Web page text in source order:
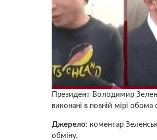
Президент Володимир
виконані в повній мірі
Джерело: коментар
обміну.